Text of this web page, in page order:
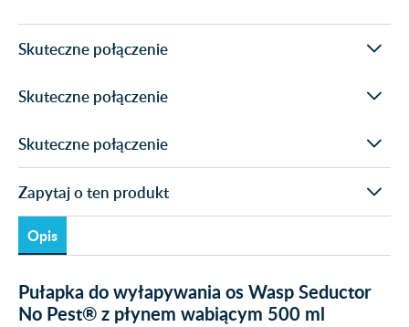
Skuteczne połączenie
Skuteczne połączenie
Skuteczne połączenie
Zapytaj o ten produkt
Opis
Pułapka do wyłapywania os Wasp Seductor
No Pest® z płynem wabiącym 500 ml